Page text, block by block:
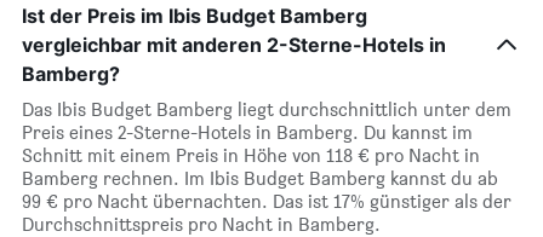
Ist der Preis im Ibis Budget Bamberg
vergleichbar mit anderen 2-Sterne-Hotels in
Bamberg?
Das Ibis Budget Bamberg liegt durchschnittlich unter dem
Preis eines 2-Sterne-Hotels in Bamberg. Du kannst im
Schnitt mit einem Preis in Höhe von 118 € pro Nacht in
Bamberg rechnen. Im Ibis Budget Bamberg kannst du ab
99 € pro Nacht übernachten. Das ist 17% günstiger als der
Durchschnittspreis pro Nacht in Bamberg.